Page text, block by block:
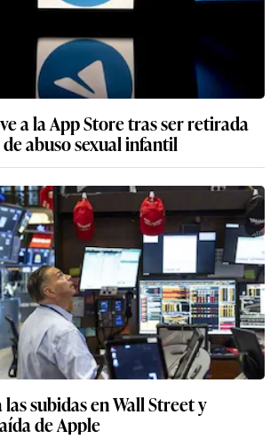
a la App Store tras ser retirada
abuso sexual infantil
subidas en Wall Street y
de Apple